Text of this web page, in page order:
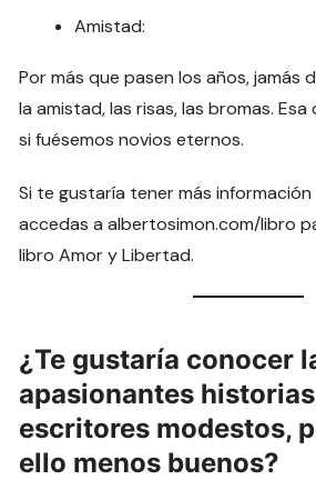
Amistad:
Por más que pasen los años, jamás
la amistad, las risas, las bromas.
si fuésemos novios eternos.
Si te gustaría tener más
accedas a albertosimon.com/libro
libro Amor y Libertad.
¿Te gustaría conocer
apasionantes
escritores modestos,
ello menos buenos?